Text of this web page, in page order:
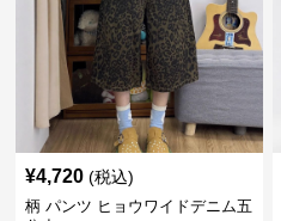
¥4,720 (税込)
柄 パンツ ヒョウワイドデニム五